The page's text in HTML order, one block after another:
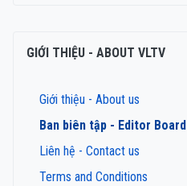
GIỚI THIỆU - ABOUT VLTV
Giới thiệu - About us
Ban biên tập - Editor Board
Liên hệ - Contact us
Terms and Conditions